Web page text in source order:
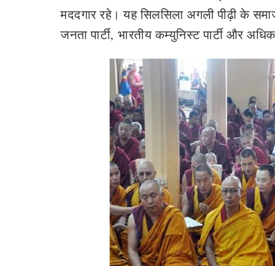
मददगार रहे। यह सिलसिला अगली पीढ़ी के
जनता पार्टी, भारतीय कम्युनिस्ट पार्टी और